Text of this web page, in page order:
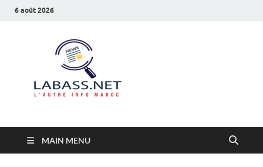
6 août 2026
MAIN MENU